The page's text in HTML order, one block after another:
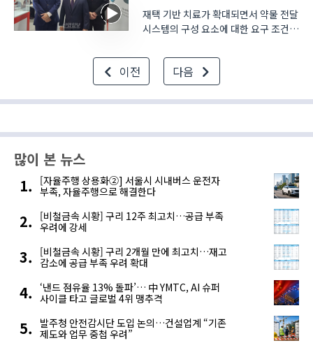
재택 기반 치료가 확대되면서 약물 전달
시스템의 구성 요소에 대한 요구 조건도
31일부터 이달 3일까지 고양시 일산
킨텍스(KINTEX)에서 열린 ICPI
WEEK 2026 현장에서 댓와일러
(DATWYLER)는 이러한 흐름에 대응..
이전 다음
많이 본 뉴스
[자율주행 상용화②] 서울시 시내버스 운전자
부족, 자율주행으로 해결한다
[비철금속 시황] 구리 12주 최고치…공급 부족
우려에 강세
[비철금속 시황] 구리 2개월 만에 최고치…재고
감소에 공급 부족 우려 확대
‘낸드 점유율 13% 돌파’… 中 YMTC, AI 슈퍼
사이클 타고 글로벌 4위 맹추격
발주청 안전감시단 도입 논의…건설업계 “기존
제도와 업무 중첩 우려”